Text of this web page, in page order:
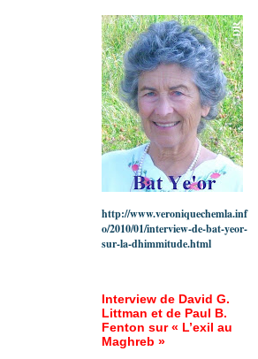
http://www.veroniquechemla.inf
o/2010/01/interview-de-bat-yeor-
sur-la-dhimmitude.html
Interview de David G.
Littman et de Paul B.
Fenton sur « L’exil au
Maghreb »